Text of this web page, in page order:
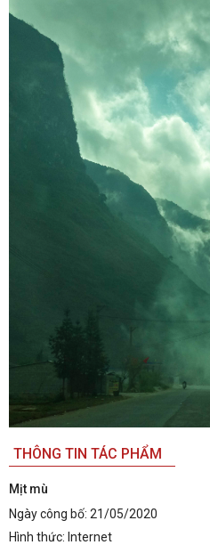
THÔNG TIN TÁC PHẨM
Mịt mù
Ngày công bố: 21/05/2020
Hình thức: Internet